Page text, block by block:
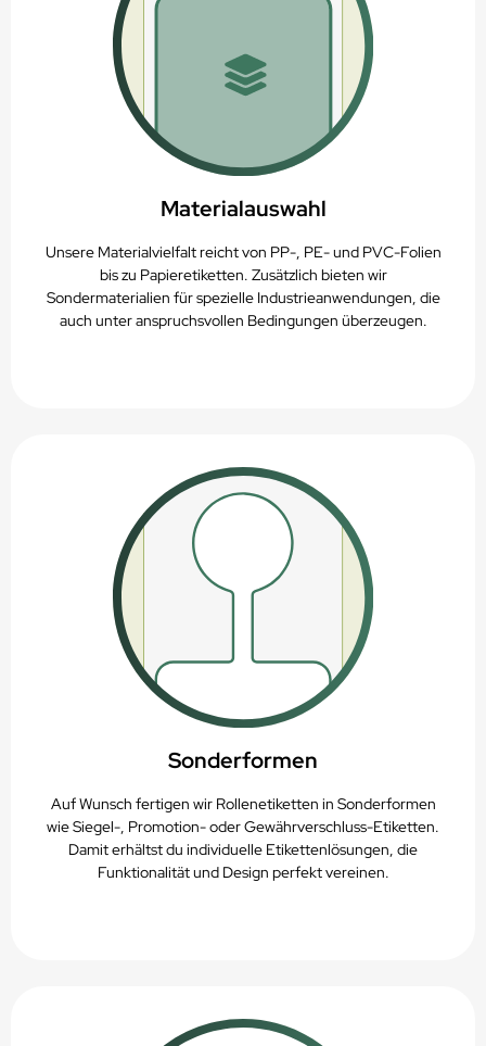
Materialauswahl
Unsere Materialvielfalt reicht von PP-, PE- und PVC-Folien
bis zu Papieretiketten. Zusätzlich bieten wir
Sondermaterialien für spezielle Industrieanwendungen, die
auch unter anspruchsvollen Bedingungen überzeugen.
Sonderformen
Auf Wunsch fertigen wir Rollenetiketten in Sonderformen
wie Siegel-, Promotion- oder Gewährverschluss-Etiketten.
Damit erhältst du individuelle Etikettenlösungen, die
Funktionalität und Design perfekt vereinen.